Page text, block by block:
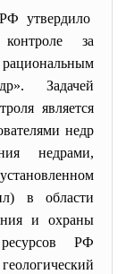
утвердило
за
Задачей
является
недр
недрами,
в области
и охраны
РФ